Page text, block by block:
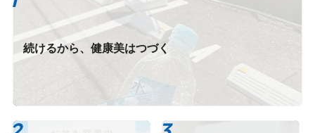
続けるから、健康美はつづく